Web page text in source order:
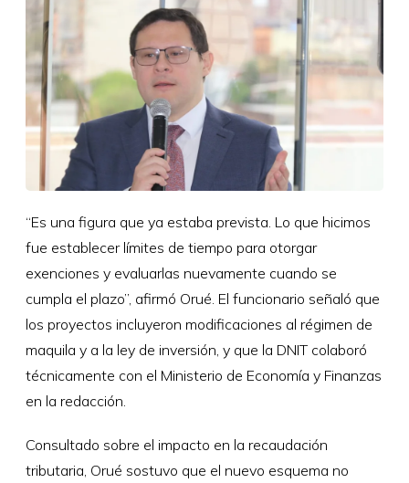
“Es una figura que ya estaba prevista. Lo que hicimos
fue establecer límites de tiempo para otorgar
exenciones y evaluarlas nuevamente cuando se
cumpla el plazo”, afirmó Orué. El funcionario señaló que
los proyectos incluyeron modificaciones al régimen de
maquila y a la ley de inversión, y que la DNIT colaboró
técnicamente con el Ministerio de Economía y Finanzas
en la redacción.
Consultado sobre el impacto en la recaudación
tributaria, Orué sostuvo que el nuevo esquema no